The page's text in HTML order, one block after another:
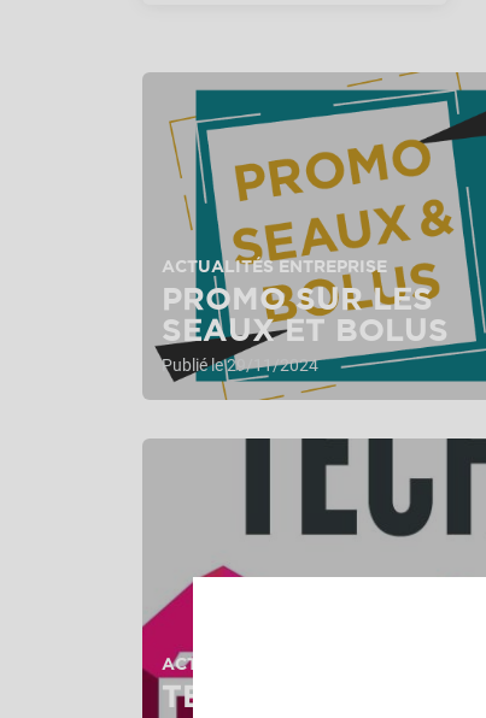
ACTUALITÉS ENTREPRISE
PROMO SUR LES
SEAUX ET BOLUS
Publié le 29/11/2024
ACTUALITÉS ENTREPRISE
TECH'ELEVAGE